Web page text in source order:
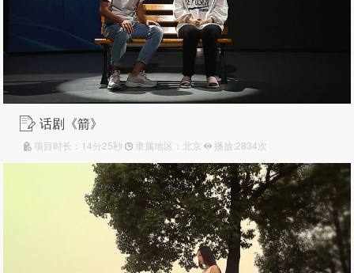
话剧《箭》
项目时长：14分25秒 隶属地区：北京 播放:2834次